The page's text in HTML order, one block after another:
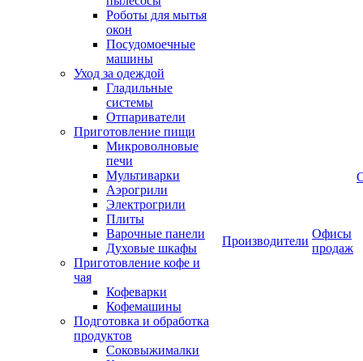
Роботы для мытья
окон
Посудомоечные
машины
Уход за одеждой
Гладильные
системы
Отпариватели
Приготовление пищи
Микроволновые
печи
Мультиварки
Аэрогрили
Электрогрили
Плиты
Варочные панели
Духовые шкафы
Приготовление кофе и
чая
Кофеварки
Кофемашины
Подготовка и обработка
продуктов
Соковыжималки
Производители
Офисы
продаж